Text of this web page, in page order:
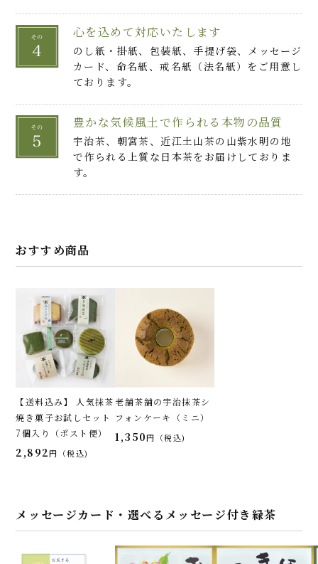
心を込めて対応いたします
のし紙・掛紙、包装紙、手提げ袋、メッセージ
カード、命名紙、戒名紙（法名紙）をご用意し
ております。
豊かな気候風土で作られる本物の品質
宇治茶、朝宮茶、近江土山茶の山紫水明の地
で作られる上質な日本茶をお届けしておりま
す。
おすすめ商品
【送料込み】 人気抹茶
焼き菓子お試しセット
7個入り（ポスト便）
2,892 税込
老舗茶舗の宇治抹茶シ
フォンケーキ（ミニ）
1,350 税込
メッセージカード・選べるメッセージ付き緑茶